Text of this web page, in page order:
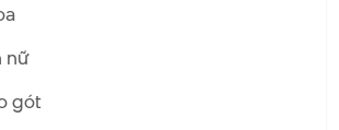
nữ
gót